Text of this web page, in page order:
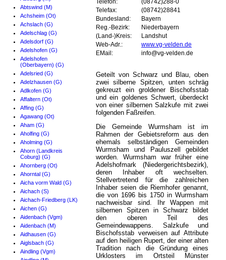
Abtswind (M)
Achsheim (Ot)
Achslach (G)
Adelschlag (G)
Adelsdorf (G)
Adelshofen (G)
Adelshofen
(Oberbayern) (G)
Adelsried (G)
Adelzhausen (G)
Adlkofen (G)
Affaltern (Ot)
Affing (G)
Agawang (Ot)
Aham (G)
Aholfing (G)
Aholming (G)
Ahorn (Landkreis
Coburg) (G)
Ahornberg (Ot)
Ahorntal (G)
Aicha vorm Wald (G)
Aichach (S)
Aichach-Friedberg (LK)
Aichen (G)
Aidenbach (Vgm)
Aidenbach (M)
Aidhausen (G)
Aiglsbach (G)
Aindling (Vgm)
Telefon:
(08742)288-0
Telefax:
(08742)28841
Bundesland:
Bayern
Reg.-Bezirk:
Niederbayern
(Land-)Kreis:
Landshut
Web-Adr.:
www.vg-velden.de
EMail:
info@vg-velden.de
Geteilt von Schwarz und Blau, oben
zwei silberne Spitzen, unten schräg
gekreuzt ein groldener Bischofsstab
und ein goldenes Schwert, überdeckt
von einer silbernen Salzkufe mit zwei
folgenden Faßreifen.
Die Gemeinde Wurmsham ist im
Rahmen der Gebietsreform aus den
ehemals selbständigen Gemeinden
Wurmsham und Pauluszell gebildet
worden. Wurmsham war früher eine
Adelshofmark (Niedergerichtsbezirk),
deren Inhaber oft wechselten.
Stellvertretend für die zahlreichen
Inhaber seien die Riemhofer genannt,
die von 1696 bis 1750 in Wurmsham
nachweisbar sind. Ihr Wappen mit
silbernen Spitzen in Schwarz bildet
den oberen Teil des
Gemeindewappens. Salzkufe und
Bischofsstab verweisen auf Attribute
auf den heiligen Rupert, der einer alten
Tradition nach die Gründung eines
Urklosters im Ortsteil Münster